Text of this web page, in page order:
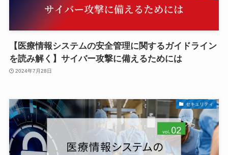
【医療情報システムの安全管理に関するガイドライン
を読み解く】サイバー攻撃に備えるためには
2024年7月28日
セキュリティ